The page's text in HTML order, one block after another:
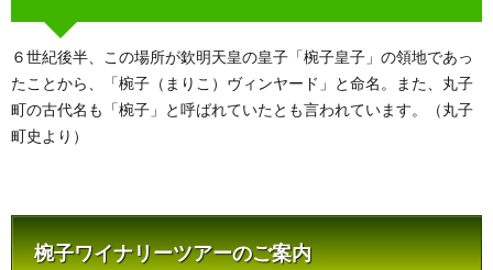
６世紀後半、この場所が欽明天皇の皇子「椀子皇子」の領地であっ
たことから、「椀子（まりこ）ヴィンヤード」と命名。また、丸子
町の古代名も「椀子」と呼ばれていたとも言われています。（丸子
町史より）
椀子ワイナリーツアーのご案内